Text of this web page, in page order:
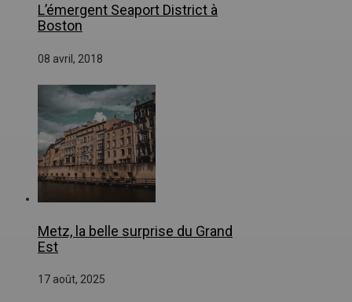
L’émergent Seaport District à
Boston
08 avril, 2018
Metz, la belle surprise du Grand
Est
17 août, 2025